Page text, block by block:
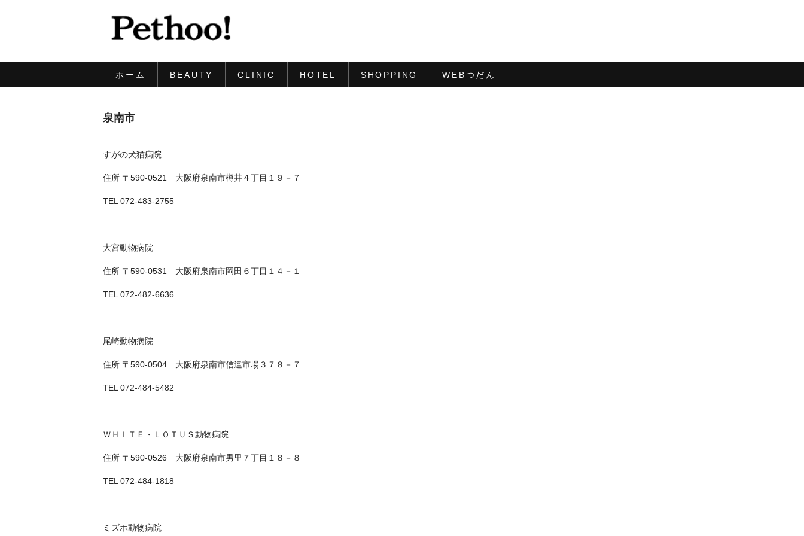
ホーム BEAUTY CLINIC HOTEL SHOPPING WEBつだん
泉南市
すがの犬猫病院
住所 〒590-0521 大阪府泉南市樽井４丁目１９－７
TEL 072-483-2755
大宮動物病院
住所 〒590-0531 大阪府泉南市岡田６丁目１４－１
TEL 072-482-6636
尾崎動物病院
住所 〒590-0504 大阪府泉南市信達市場３７８－７
TEL 072-484-5482
ＷＨＩＴＥ・ＬＯＴＵＳ動物病院
住所 〒590-0526 大阪府泉南市男里７丁目１８－８
TEL 072-484-1818
ミズホ動物病院